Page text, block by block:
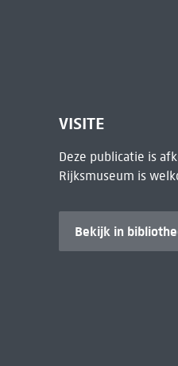
VISITE
Deze publicatie is
Rijksmuseum is
Bekijk in